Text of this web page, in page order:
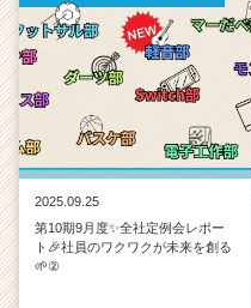
2025.09.25
第10期9月度✨全社定例会レポー
ト🎉社員のワクワクが未来を創る
🌱②